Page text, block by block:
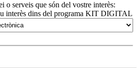
o serveis que són del vostre interès:
interès dins del programa KIT DIGITAL